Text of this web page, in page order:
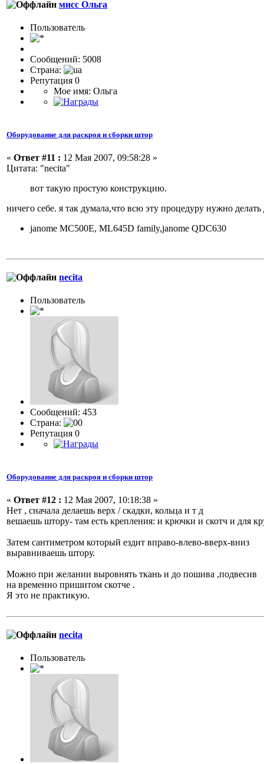
мисс Ольга
Пользовaтeль
Сообщений: 5008
Страна:
Репутация 0
Мое имя: Ольга
Оборудование для раскроя и сборки штор
« Ответ #11 : 12 Мая 2007, 09:58:28 »
Цитата: "necita"
вот такую простую конструкцию.
ничего себе. я так думала,что всю эту процедуру нужно
janome MC500E, ML645D family,janome QDC630
necita
Пользовaтeль
Сообщений: 453
Страна:
Репутация 0
Оборудование для раскроя и сборки штор
« Ответ #12 : 12 Мая 2007, 10:18:38 »
Нет , сначала делаешь верх / скадки, кольца и т д
вешаешь штору- там есть крепления: и крючки и скотч и для
Затем сантиметром который ездит вправо-влево-вверх-вниз
выравниваешь штору.
Можно при желании выровнять ткань и до пошива ,подвесив
на временно пришитом скотче .
Я это не практикую.
necita
Пользовaтeль